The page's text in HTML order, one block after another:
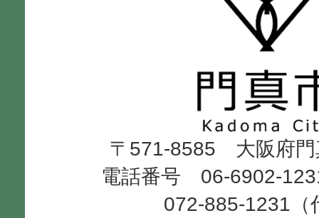
市
Kadoma
City
〒571-8585 大阪府門
電話番号 06-6902-
072-885-1231（